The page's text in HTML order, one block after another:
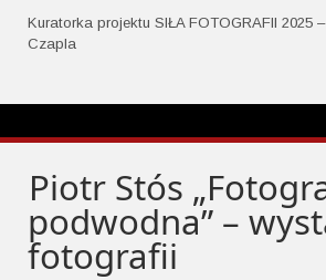
Kuratorka projektu SIŁA FOTOGRAFII 2025
Czapla
Piotr Stós
podwodna” –
fotografii